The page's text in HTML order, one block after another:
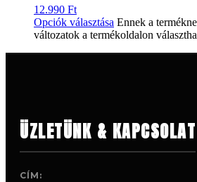
12.990 Ft
Opciók választása Ennek a
változatok a termékoldalon
ÜZLETÜNK & KAPCSOLAT
CÍM: